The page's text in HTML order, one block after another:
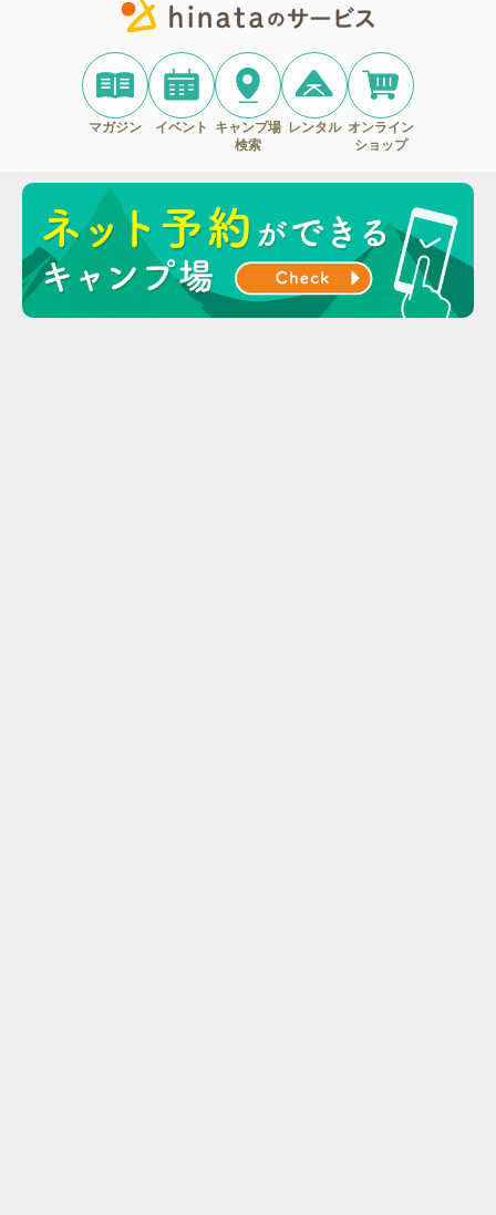
マガジン イベント
キャンプ場
検索
レンタル オンライン
ショップ